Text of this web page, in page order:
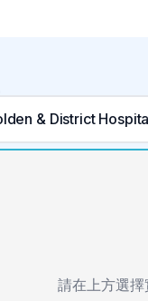
請在上方選